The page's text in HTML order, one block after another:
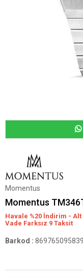
Momentus
Momentus
Havale %20 İndirim - Alt
Vade Farksız 9 Taksit
Barkod :